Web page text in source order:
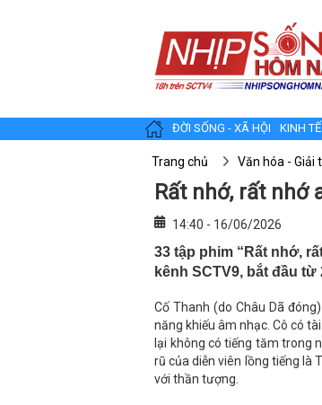
ĐỜI SỐNG - XÃ HỘI KINH TẾ
Trang chủ Văn hóa - Giải
Rất nhớ, rất nhớ
14:40 - 16/06/2026
33 tập phim “Rất nhớ,
kênh SCTV9, bắt đầu từ
Cố Thanh (do Châu Dã
năng khiếu âm nhạc. Cô có
lại không có tiếng tăm trong
rũ của diễn viên lồng tiếng là
với thần tượng.